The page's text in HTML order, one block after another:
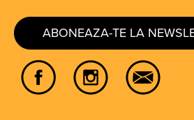
ABONEAZA-TE LA